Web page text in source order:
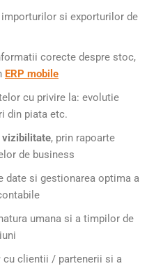
importurilor si exporturilor de
corecte despre stoc,
ERP mobile
cu privire la: evolutie
din piata etc.
vizibilitate, prin rapoarte
de business
date si gestionarea optima a
umana si a timpilor de
cu clientii / partenerii si a